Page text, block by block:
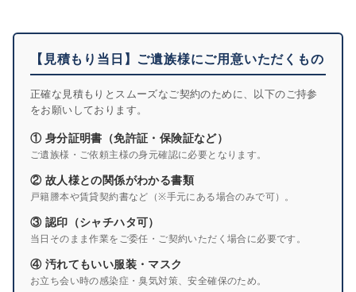
【見積もり当日】ご遺族様にご用意いただくもの
正確な見積もりとスムーズなご契約のために、以下のご持参
をお願いしております。
① 身分証明書（免許証・保険証など）
ご遺族様・ご依頼主様の身元確認に必要となります。
② 故人様との関係がわかる書類
戸籍謄本や賃貸契約書など（※手元にある場合のみで可）。
③ 認印（シャチハタ可）
当日そのまま作業をご委任・ご契約いただく場合に必要です。
④ 汚れてもいい服装・マスク
お立ち会い時の感染症・臭気対策、安全確保のため。